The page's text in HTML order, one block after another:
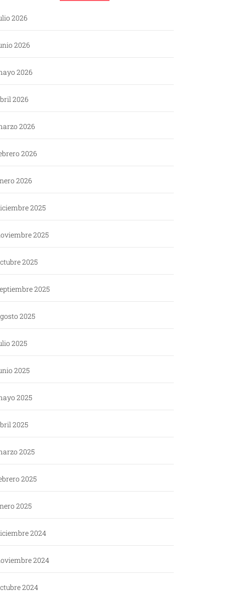
2026
2026
2026
2026
2026
2026
2026
2025
2025
2025
2025
2025
2025
2025
2025
2025
2025
2025
2025
2024
2024
2024